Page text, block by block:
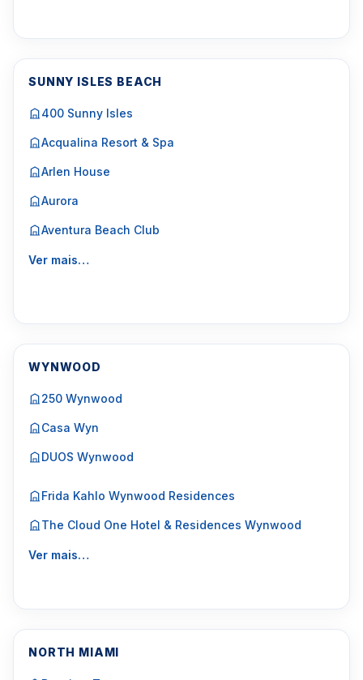
SUNNY ISLES BEACH
400 Sunny Isles
Acqualina Resort & Spa
Arlen House
Aurora
Aventura Beach Club
Ver mais…
WYNWOOD
250 Wynwood
Casa Wyn
DUOS Wynwood
Frida Kahlo Wynwood Residences
The Cloud One Hotel & Residences Wynwood
Ver mais…
NORTH MIAMI